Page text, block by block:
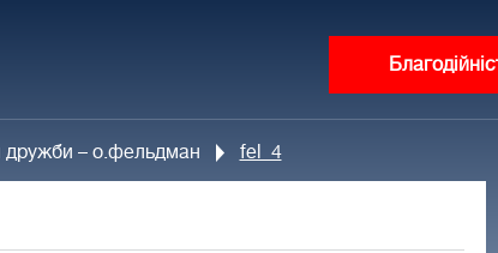
дружби – о.фельдман fel_4